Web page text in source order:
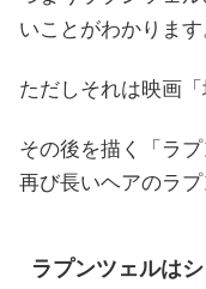
いことがわかります
ただしそれは映画
その後を描く「ラ
再び長いヘアのラプ
ラプンツェルは